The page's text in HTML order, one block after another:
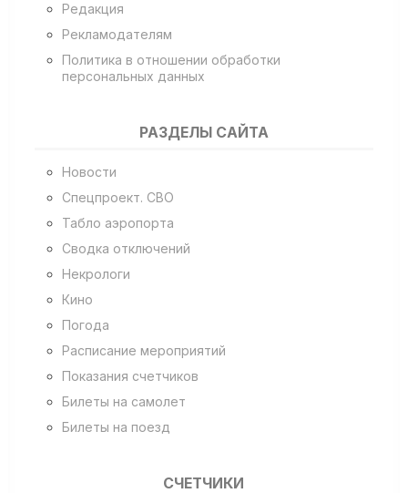
Редакция
Рекламодателям
Политика в отношении обработки
персональных данных
РАЗДЕЛЫ САЙТА
Новости
Спецпроект. СВО
Табло аэропорта
Сводка отключений
Некрологи
Кино
Погода
Расписание мероприятий
Показания счетчиков
Билеты на самолет
Билеты на поезд
СЧЕТЧИКИ